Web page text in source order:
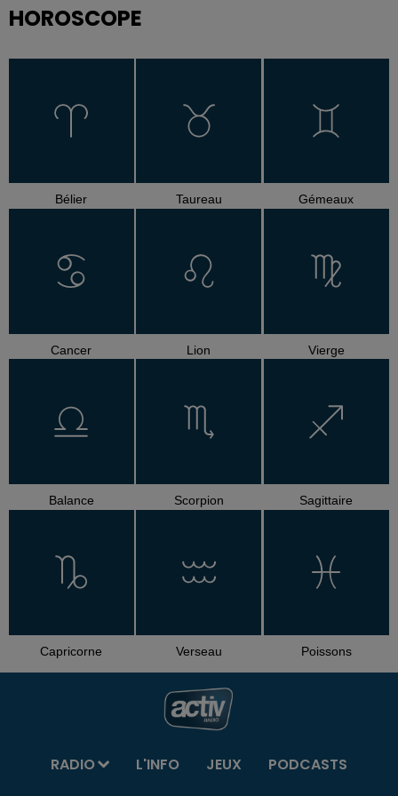
HOROSCOPE
Bélier Taureau Gémeaux
Cancer Lion Vierge
Balance Scorpion Sagittaire
Capricorne Verseau Poissons
RADIO L'INFO JEUX
PODCASTS